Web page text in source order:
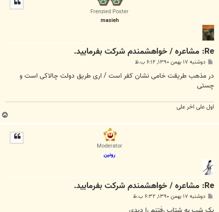
Frenzied Poster
masieh
Re: مشاعره / خواهشمندم شرکت بفرماييد.
پ
ت
دوشنبه ۱۷ بهمن ۱۳۹۰, ۶:۱۲ ب.ظ
در مذهب طریقت خامی نشان کفر است / اری طریق دولت چالاکی است و
چستی
اول علی اخر علی
ب
ا
Moderator
رونین
Re: مشاعره / خواهشمندم شرکت بفرماييد.
پ
ت
دوشنبه ۱۷ بهمن ۱۳۹۰, ۶:۳۲ ب.ظ